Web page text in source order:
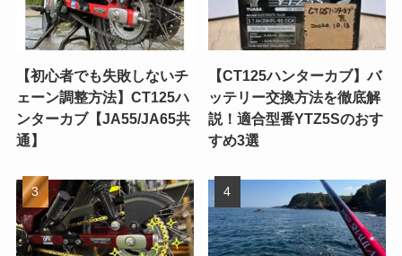
【初心者でも失敗しないチ
ェーン調整方法】CT125ハ
ンターカブ【JA55/JA65共
通】
【CT125ハンターカブ】バ
ッテリー交換方法を徹底解
説！適合型番YTZ5Sのおす
すめ3選